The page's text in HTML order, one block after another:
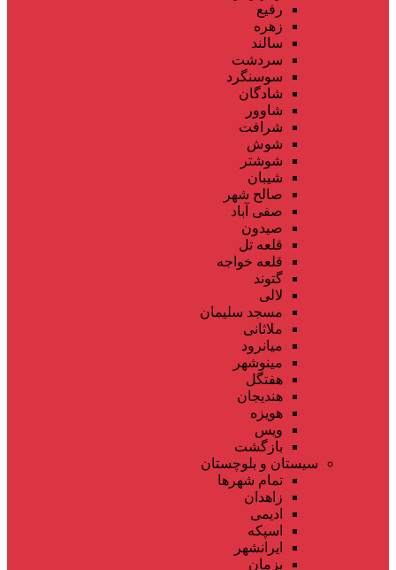
رفیع
زهره
سالند
سردشت
سوسنگرد
شادگان
شاوور
شرافت
شوش
شوشتر
شیبان
صالح شهر
صفی آباد
صیدون
قلعه تل
قلعه خواجه
گتوند
لالی
مسجد سلیمان
ملاثانی
میانرود
مینوشهر
هفتگل
هندیجان
هویزه
ویس
بازگشت
سیستان و بلوچستان
تمام شهر‌ها
زاهدان
ادیمی
اسپکه
ایرانشهر
بزمان